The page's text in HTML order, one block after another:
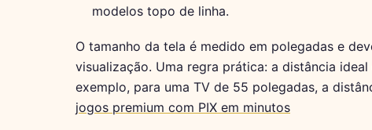
modelos topo de linha.
O tamanho da tela é medido em polegadas e
visualização. Uma regra prática: a distância
exemplo, para uma TV de 55 polegadas, a
jogos premium com PIX em minutos